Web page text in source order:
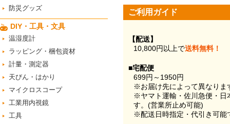
防災グッズ
DIY・工具・文具
温湿度計
ラッピング・梱包資材
計量・測定器
天びん・はかり
マイクロスコープ
工業用内視鏡
工具
ご利用ガイド
【配送】
10,800円以上で送料無料！
■宅配便
699円～1950円
※お届け先によって異なりま
※ヤマト運輸・佐川急便・日
す。(営業所止め可能)
※配送日時指定・代引き可能